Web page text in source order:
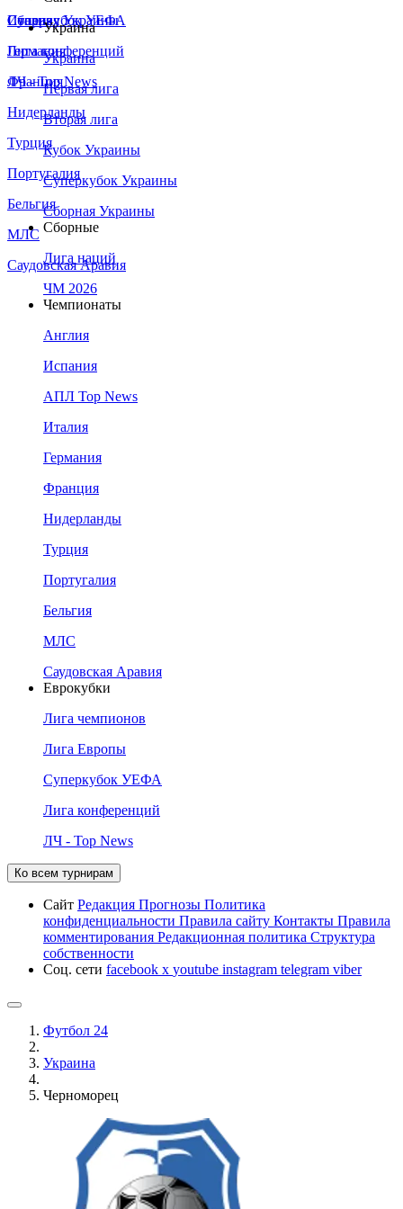
Сборная Украины
Италия
Германия
Франция
Нидерланды
Турция
Португалия
Бельгия
МЛС
Саудовская Аравия
Суперкубок УЕФА
Лига конференций
ЛЧ - Top News
Украина
Украина
Первая лига
Вторая лига
Кубок Украины
Суперкубок Украины
Сборная Украины
Сборные
Лига наций
ЧМ 2026
Чемпионаты
Англия
Испания
АПЛ Top News
Италия
Германия
Франция
Нидерланды
Турция
Португалия
Бельгия
МЛС
Саудовская Аравия
Еврокубки
Лига чемпионов
Лига Европы
Суперкубок УЕФА
Лига конференций
ЛЧ - Top News
Ко всем турнирам
Сайт Редакция Прогнозы Политика
конфиденциальности Правила сайту Контакты Правила
комментирования Редакционная политика Структура
собственности
Соц. сети facebook x youtube instagram telegram viber
Футбол 24
Украина
Черноморец